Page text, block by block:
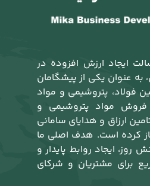
ایجاد ارزش افزوده در
به عنوان یکی از پیشگامان
فولاد، پتروشیمی و مواد
فروش مواد پتروشیمی و
ارزاق و هدایای سامانی
را آغاز کرده است. هدف اصلی ما
روز، ایجاد روابط پایدار و
برای مشتریان و شرکای